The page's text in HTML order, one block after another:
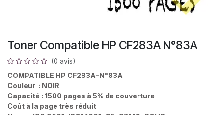
Toner Compatible HP CF283A N°83A
(0 avis)
COMPATIBLE HP CF283A–N°83A
Couleur : NOIR
Capacité : 1500 pages à 5% de couverture
Coût à la page très réduit